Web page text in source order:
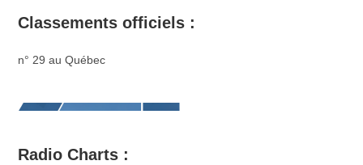
Classements officiels :
n° 29 au Québec
Radio Charts :